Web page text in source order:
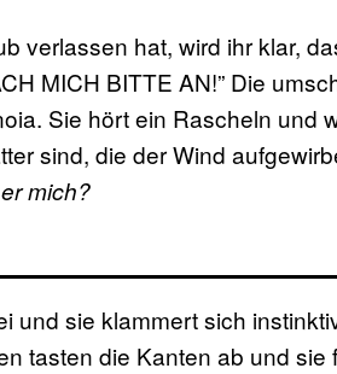
verlassen hat, wird ihr klar,
MICH BITTE AN!” Die
Sie hört ein Rascheln und
sind, die der Wind
mich?
und sie klammert sich
tasten die Kanten ab und